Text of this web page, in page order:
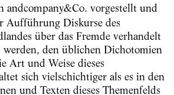
andcompany&Co. vorgestellt und
Aufführung Diskurse des
über das Fremde verhandelt
werden, den üblichen Dichotomien
Art und Weise dieses
sich vielschichtiger als es in den
und Texten dieses Themenfelds